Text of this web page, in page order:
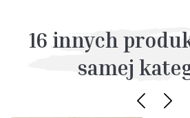
16 innych
samej